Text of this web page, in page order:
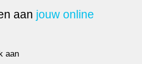
aan jouw online
aan